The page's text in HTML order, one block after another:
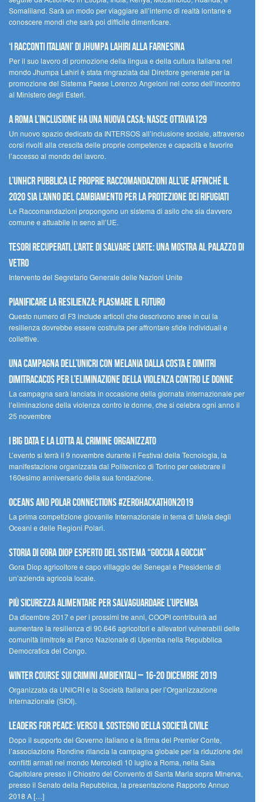
Somaliland. Sarà un modo per viaggiare all’interno di realtà lontane e
conoscere mondi che sarà poi difficile dimenticare.
‘I racconti italiani’ di Jhumpa Lahiri alla Farnesina
Per il suo lavoro di promozione della lingua e della cultura italiana nel
mondo Jhumpa Lahiri è stata ringraziata dal Direttore generale per la
promozione del Sistema Paese Lorenzo Angeloni nel corso dell’incontro
al Ministero degli Esteri.
A Roma l’inclusione ha una nuova casa: nasce Ottavia129
Un nuovo spazio dedicato da INTERSOS all’inclusione sociale, attraverso
corsi rivolti alla crescita delle proprie competenze e capacità e favorire
l’accesso al mondo del lavoro.
L’UNHCR pubblica le proprie raccomandazioni all’UE affinché il
2020 sia l’anno del cambiamento per la protezione dei rifugiati
Le Raccomandazioni propongono un sistema di asilo che sia davvero
comune e attuabile in seno all’UE.
Tesori recuperati, l’arte di salvare l’arte: una mostra al Palazzo di
Vetro
Intervento del Segretario Generale delle Nazioni Unite
Pianificare la resilienza: plasmare il futuro
Questo numero di F3 include articoli che descrivono aree in cui la
resilienza dovrebbe essere costruita per affrontare sfide individuali e
collettive.
Una campagna dell’UNICRI con Melania Dalla Costa e Dimitri
Dimitracacos per l’eliminazione della violenza contro le donne
La campagna sarà lanciata in occasione della giornata internazionale per
l’eliminazione della violenza contro le donne, che si celebra ogni anno il
25 novembre
I Big Data e la lotta al crimine organizzato
L’evento si terrà il 9 novembre durante il Festival della Tecnologia, la
manifestazione organizzata dal Politecnico di Torino per celebrare il
160esimo anniversario della sua fondazione.
Oceans and Polar Connections #ZEROHackathon2019
La prima competizione giovanile Internazionale in tema di tutela degli
Oceani e delle Regioni Polari.
STORIA DI GORA DIOP ESPERTO DEL SISTEMA “GOCCIA A GOCCIA”
Gora Diop agricoltore e capo villaggio del Senegal e Presidente di
un’azienda agricola locale.
Più sicurezza alimentare per salvaguardare l’Upemba
Da dicembre 2017 e per i prossimi tre anni, COOPI contribuirà ad
aumentare la resilienza di 90.646 agricoltori e allevatori vulnerabili delle
comunità limitrofe al Parco Nazionale di Upemba nella Repubblica
Democratica del Congo.
Winter Course sui Crimini Ambientali – 16-20 Dicembre 2019
Organizzata da UNICRI e la Società Italiana per l’Organizzazione
Internazionale (SIOI).
Leaders for peace: verso il sostegno della società civile
Dopo il supporto del Governo italiano e la firma del Premier Conte,
l’associazione Rondine rilancia la campagna globale per la riduzione dei
conflitti armati nel mondo Mercoledì 10 luglio a Roma, nella Sala
Capitolare presso il Chiostro del Convento di Santa Maria sopra Minerva,
presso il Senato della Repubblica, la presentazione Rapporto Annuo
2018 A […]